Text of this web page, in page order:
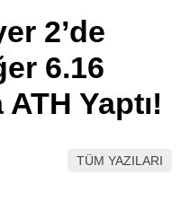
Youtube
TikTok
2’de
6.16
Yaptı!
TÜM YAZILARI